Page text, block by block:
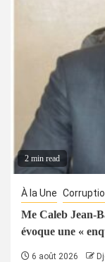
2 min read
À la Une
Me Caleb Jean-
évoque une «
6 août 2026